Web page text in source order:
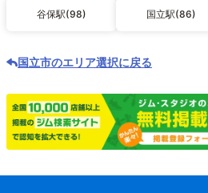
谷保駅(98) 国立駅(86)
国立市のエリア選択に戻る